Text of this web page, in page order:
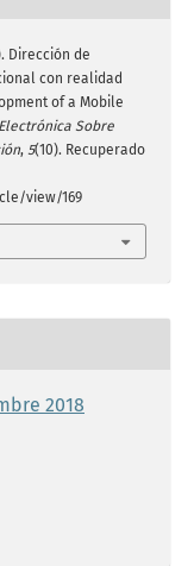
Dirección de
con realidad
of a Mobile
Sobre
, 5(10). Recuperado
view/169
2018